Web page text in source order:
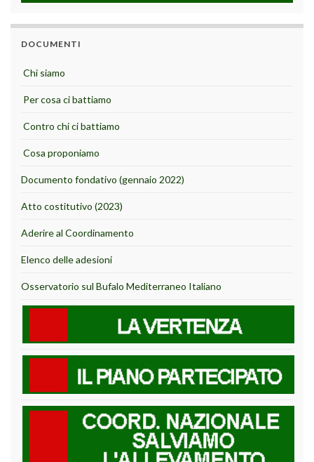
DOCUMENTI
Chi siamo
Per cosa ci battiamo
Contro chi ci battiamo
Cosa proponiamo
Documento fondativo (gennaio 2022)
Atto costitutivo (2023)
Aderire al Coordinamento
Elenco delle adesioni
Osservatorio sul Bufalo Mediterraneo Italiano